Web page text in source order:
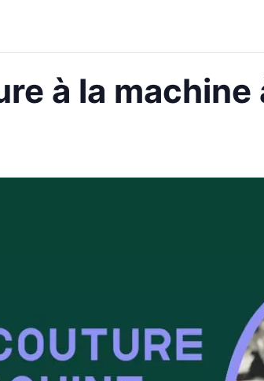
à la machine